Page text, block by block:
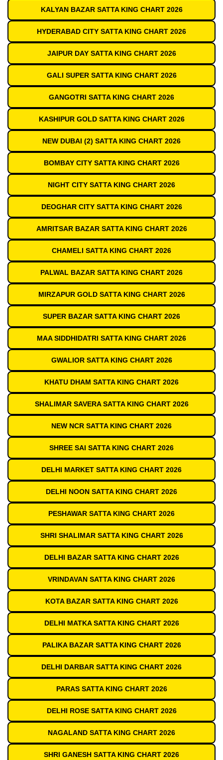
KALYAN BAZAR SATTA KING CHART 2026
HYDERABAD CITY SATTA KING CHART 2026
JAIPUR DAY SATTA KING CHART 2026
GALI SUPER SATTA KING CHART 2026
GANGOTRI SATTA KING CHART 2026
KASHIPUR GOLD SATTA KING CHART 2026
NEW DUBAI (2) SATTA KING CHART 2026
BOMBAY CITY SATTA KING CHART 2026
NIGHT CITY SATTA KING CHART 2026
DEOGHAR CITY SATTA KING CHART 2026
AMRITSAR BAZAR SATTA KING CHART 2026
CHAMELI SATTA KING CHART 2026
PALWAL BAZAR SATTA KING CHART 2026
MIRZAPUR GOLD SATTA KING CHART 2026
SUPER BAZAR SATTA KING CHART 2026
MAA SIDDHIDATRI SATTA KING CHART 2026
GWALIOR SATTA KING CHART 2026
KHATU DHAM SATTA KING CHART 2026
SHALIMAR SAVERA SATTA KING CHART 2026
NEW NCR SATTA KING CHART 2026
SHREE SAI SATTA KING CHART 2026
DELHI MARKET SATTA KING CHART 2026
DELHI NOON SATTA KING CHART 2026
PESHAWAR SATTA KING CHART 2026
SHRI SHALIMAR SATTA KING CHART 2026
DELHI BAZAR SATTA KING CHART 2026
VRINDAVAN SATTA KING CHART 2026
KOTA BAZAR SATTA KING CHART 2026
DELHI MATKA SATTA KING CHART 2026
PALIKA BAZAR SATTA KING CHART 2026
DELHI DARBAR SATTA KING CHART 2026
PARAS SATTA KING CHART 2026
DELHI ROSE SATTA KING CHART 2026
NAGALAND SATTA KING CHART 2026
SHRI GANESH SATTA KING CHART 2026